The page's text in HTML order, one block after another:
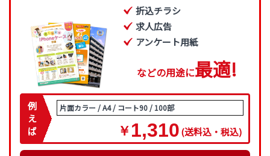
折込チラシ
求人広告
アンケート用紙
などの用途に最適!
例
え
ば
片面カラー / A4 / コート90 / 100部
￥ 1,310(送料込・税込)